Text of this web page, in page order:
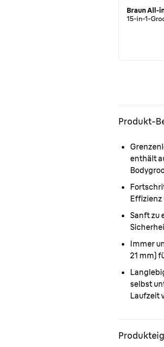
Braun All-
15-in-1-
Produkt-
enthält
Effizienz
Sanft zu
Immer
21 mm)
selbst
Laufzeit